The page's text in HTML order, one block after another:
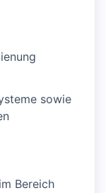
sowie
Bereich